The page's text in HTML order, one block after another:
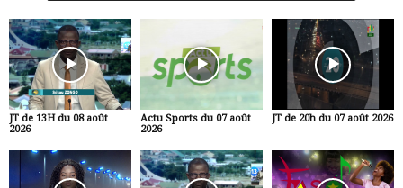
JT de 13H du 08 août
2026
Actu Sports du 07 août
2026
JT de 20h du 07 août 2026